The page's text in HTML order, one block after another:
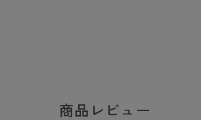
商品レビュー